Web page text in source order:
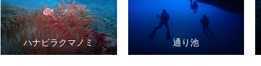
ハナビラクマノミ 通り池